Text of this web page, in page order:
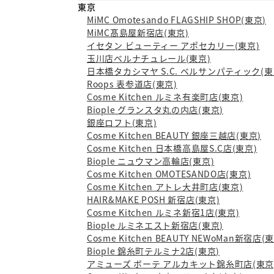
東京
MiMC Omotesando FLAGSHIP SHOP(東京)
MiMC髙島屋新宿店(東京)
イセタン ビューティー アポセカリー(東京)
玉川店ベルナチュレール(東京)
日本橋タカシマヤ S.C. ベルサンパティック(
Roops 表参道店(東京)
Cosme Kitchen ルミネ有楽町店(東京)
Biople グランスタ丸の内店(東京)
銀座ロフト(東京)
Cosme Kitchen BEAUTY 銀座三越店(東京)
Cosme Kitchen 日本橋高島屋S.C店(東京)
Biople ニュウマン高輪店(東京)
Cosme Kitchen OMOTESANDO店(東京)
Cosme Kitchen アトレ大井町店(東京)
HAIR&MAKE POSH 新宿店(東京)
Cosme Kitchen ルミネ新宿1店(東京)
Biople ルミネエスト新宿店(東京)
Cosme Kitchen BEAUTY NEWoMan新宿店(
Biople 錦糸町テルミナ2店(東京)
アミューズ ボーテ アルカキット錦糸町店(東